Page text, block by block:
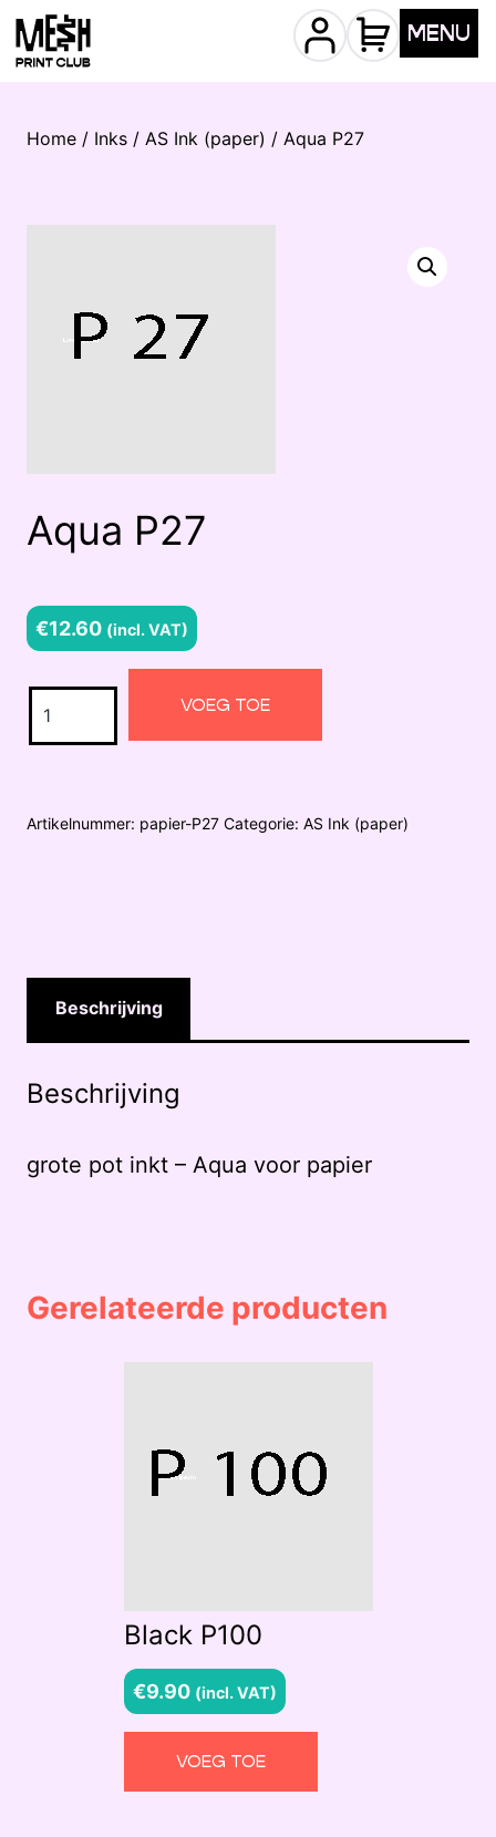
MENU
Home / Inks / AS Ink (paper) / Aqua P27
Aqua P27
€12.60 (incl. VAT)
VOEG TOE
Artikelnummer: papier-P27 Categorie: AS Ink (paper)
Beschrijving
Beschrijving
grote pot inkt – Aqua voor papier
Gerelateerde producten
Black P100
€9.90 (incl. VAT)
VOEG TOE